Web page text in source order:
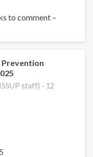
to comment –
staff) - 12